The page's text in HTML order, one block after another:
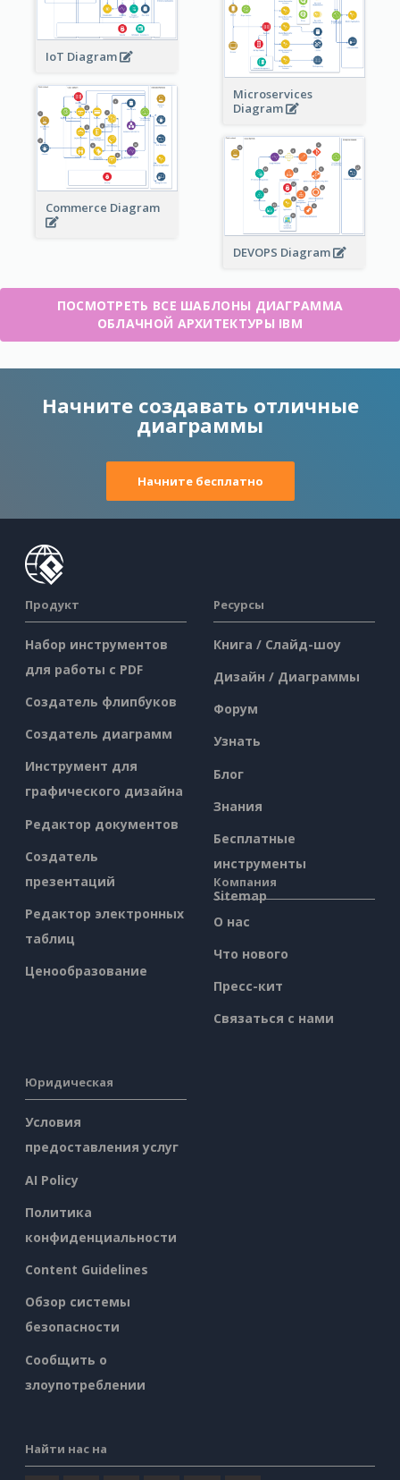
IoT Diagram
Microservices
Diagram
Commerce Diagram
DEVOPS Diagram
ПОСМОТРЕТЬ ВСЕ ШАБЛОНЫ ДИАГРАММА
ОБЛАЧНОЙ АРХИТЕКТУРЫ IBM
Начните создавать отличные
диаграммы
Начните бесплатно
Продукт
Набор инструментов
для работы с PDF
Создатель флипбуков
Создатель диаграмм
Инструмент для
графического дизайна
Редактор документов
Создатель
презентаций
Редактор электронных
таблиц
Ценообразование
Ресурсы
Книга / Слайд-шоу
Дизайн / Диаграммы
Форум
Узнать
Блог
Знания
Бесплатные
инструменты
Sitemap
Компания
О нас
Что нового
Пресс-кит
Связаться с нами
Юридическая
Условия
предоставления услуг
AI Policy
Политика
конфиденциальности
Content Guidelines
Обзор системы
безопасности
Сообщить о
злоупотреблении
Найти нас на